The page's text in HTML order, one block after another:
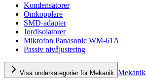
Kondensatorer
Omkopplare
SMD-adapter
Jordisolatorer
Mikrofon Panasonic WM-61A
Passiv nivåjustering
Visa underkategorier för Mekanik Mekanik